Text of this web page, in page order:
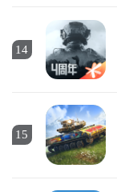
14
15